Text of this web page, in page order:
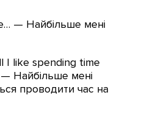
— Найбільше мені
I like spending time
Найбільше мені
проводити час на